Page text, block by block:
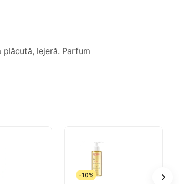
lejeră. Parfum
-10%